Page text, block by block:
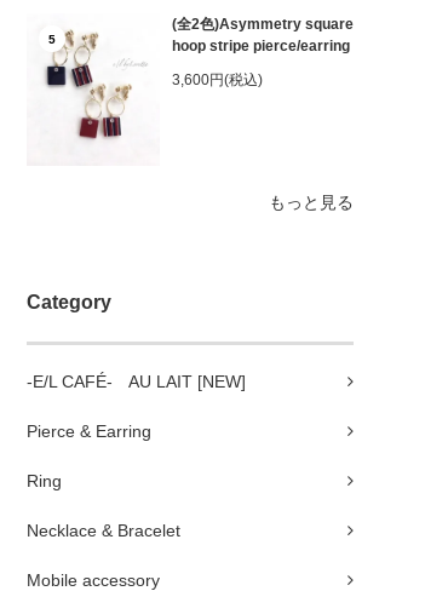
5
(全2色)Asymmetry square
hoop stripe pierce/earring
3,600円(税込)
もっと見る
Category
-E/L CAFÉ- AU LAIT [NEW]
Pierce & Earring
Ring
Necklace & Bracelet
Mobile accessory